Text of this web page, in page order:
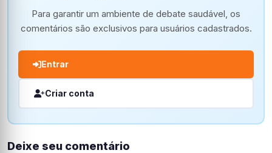
Para garantir um ambiente de debate saudável, os
comentários são exclusivos para usuários cadastrados.
Entrar
Criar conta
Deixe seu comentário